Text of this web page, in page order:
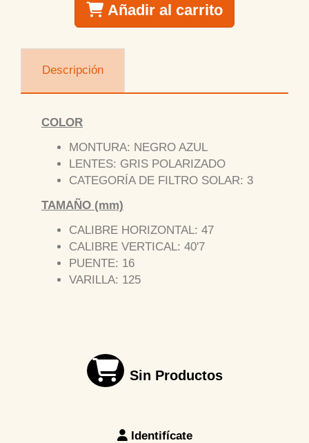
Añadir al carrito
Descripción
COLOR
MONTURA: NEGRO AZUL
LENTES: GRIS POLARIZADO
CATEGORÍA DE FILTRO SOLAR: 3
TAMAÑO (mm)
CALIBRE HORIZONTAL: 47
CALIBRE VERTICAL: 40'7
PUENTE: 16
VARILLA: 125
Sin Productos
Identifícate